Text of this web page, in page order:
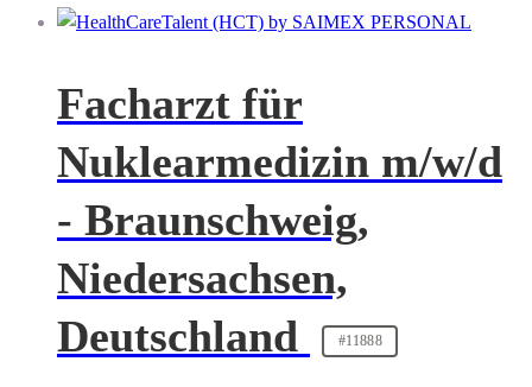
Facharzt für
Nuklearmedizin m/w/d
- Braunschweig,
Niedersachsen,
Deutschland
#11888